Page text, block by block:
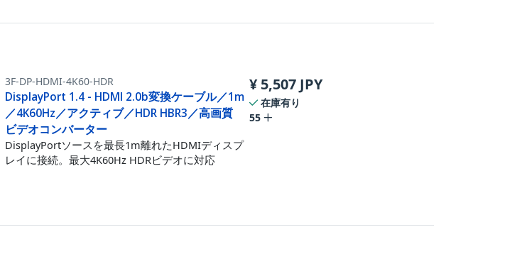
3F-DP-HDMI-4K60-HDR
DisplayPort 1.4 - HDMI 2.0b変換ケーブル／1m
／4K60Hz／アクティブ／HDR HBR3／高画質
ビデオコンバーター
DisplayPortソースを最長1m離れたHDMIディスプ
レイに接続。最大4K60Hz HDRビデオに対応
¥ 5,507 JPY
在庫有り
55